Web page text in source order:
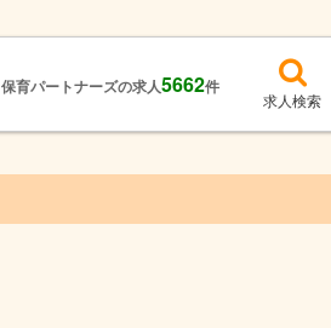
保育パートナーズの求人5662件
求人検索